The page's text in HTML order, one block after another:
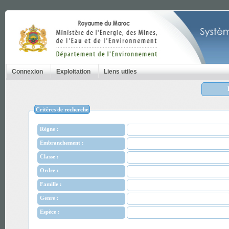
Connexion Exploitation Liens utiles
Critères de recherche
Règne :
Embranchement :
Classe :
Ordre :
Famille :
Genre :
Espèce :